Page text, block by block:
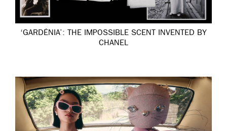
‘GARDÉNIA’: THE IMPOSSIBLE SCENT INVENTED BY
CHANEL